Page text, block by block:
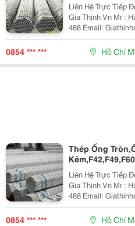
Liên Hệ Trực Tiếp Để Có
Gia Thịnh Vn Mr : Hữu 0975 512 012 Ms :Dung 0912 726
488 Email: Giathinhsteel@Yahoo.com.vn Mail:
Dunglesteel@Gm Ail.com
0854 *** *** Hồ Chí
Thép Ống
Liên Hệ Trực Tiếp Để Có
Gia Thịnh Vn Mr : Hữu 0975 512 012 Ms :Dung 0912 726
488 Email: Giathinhsteel@Yahoo.com.vn Mail:
Dunglesteel@Gmail.com
0854 *** *** Hồ Chí